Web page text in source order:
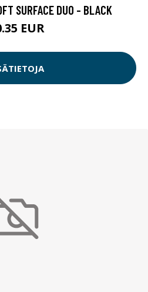
SURFACE DUO - BLACK
EUR